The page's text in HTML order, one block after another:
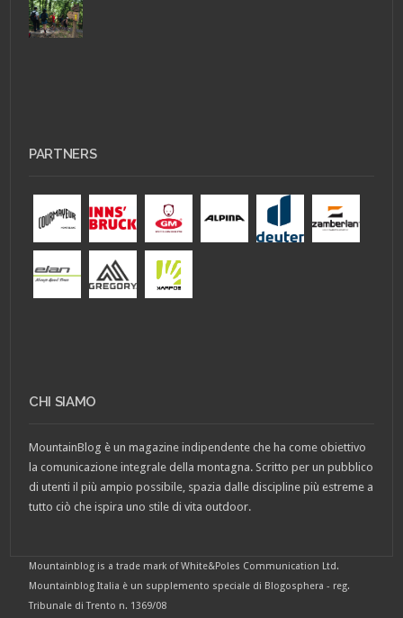
PARTNERS
CHI SIAMO
MountainBlog è un magazine indipendente che ha come obiettivo
la comunicazione integrale della montagna. Scritto per un pubblico
di utenti il più ampio possibile, spazia dalle discipline più estreme a
tutto ciò che ispira uno stile di vita outdoor.
Mountainblog is a trade mark of White&Poles Communication Ltd.
Mountainblog Italia è un supplemento speciale di Blogosphera - reg.
Tribunale di Trento n. 1369/08